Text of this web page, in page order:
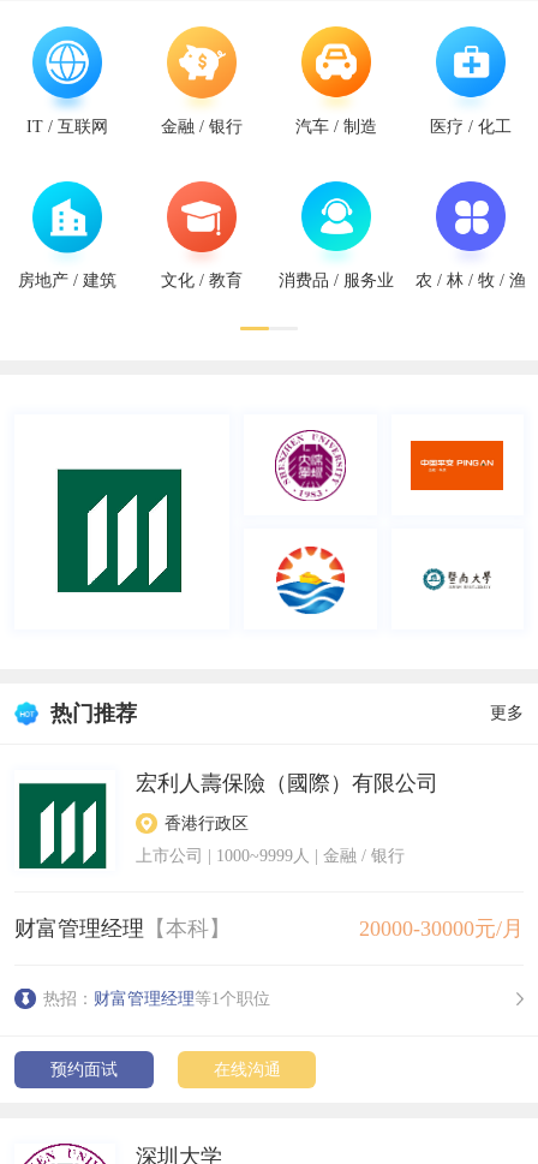
宏利香港财富管理经理招聘简章
IT / 互联网
房地产 / 建筑
金融 / 银行
文化 / 教育
汽车 / 制造
消费品 / 服务业
医疗 / 化工
农 / 林 / 牧 / 渔
热门推荐 更多
宏利人壽保險（國際）有限公司
香港行政区
上市公司 | 1000~9999人 | 金融 / 银行
财富管理经理 【本科】 20000-30000元/月
热招： 财富管理经理等1个职位
预约面试 在线沟通
深圳大学